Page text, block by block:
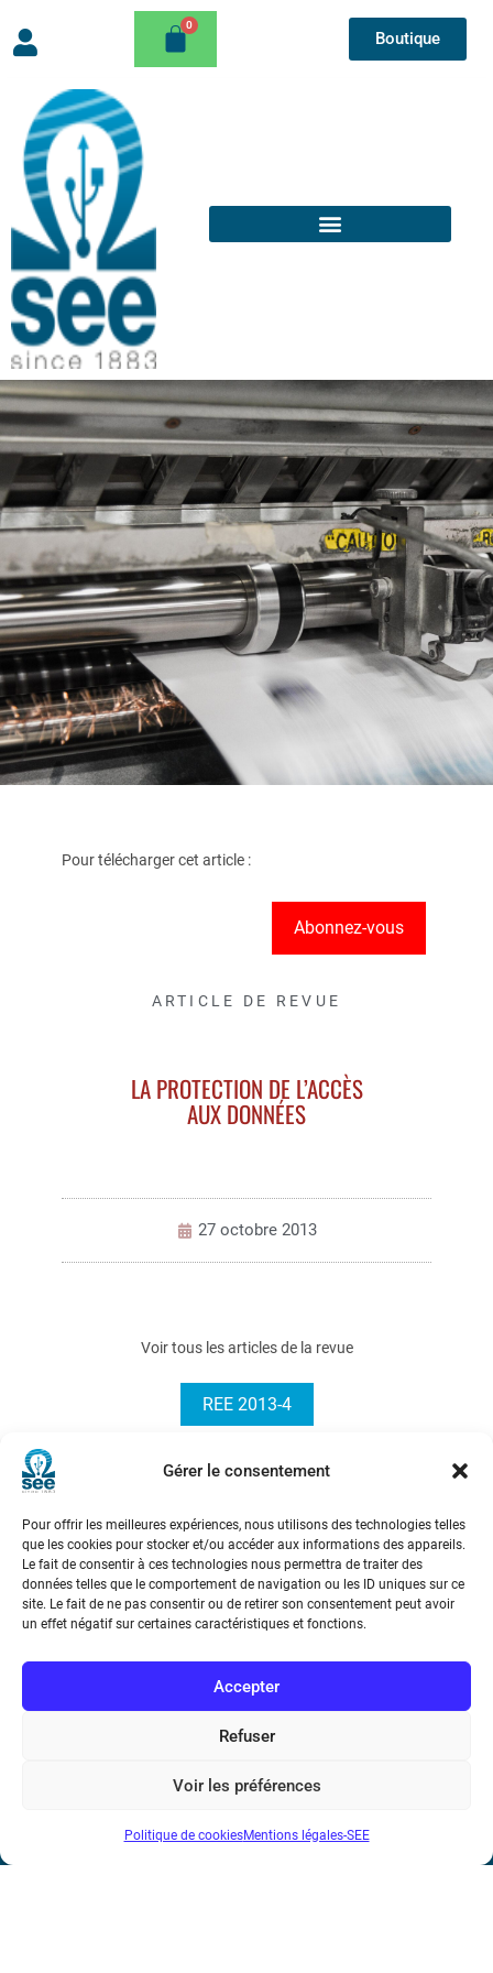
Gérer le consentement
Pour offrir les meilleures expériences, nous utilisons des technologies telles
que les cookies pour stocker et/ou accéder aux informations des appareils.
Le fait de consentir à ces technologies nous permettra de traiter des
données telles que le comportement de navigation ou les ID uniques sur ce
site. Le fait de ne pas consentir ou de retirer son consentement peut avoir
un effet négatif sur certaines caractéristiques et fonctions.
Accepter
Refuser
Voir les préférences
Politique de cookiesMentions légales-SEE
Boutique
Pour télécharger cet article :
Abonnez-vous
ARTICLE DE REVUE
LA PROTECTION DE L’ACCÈS
AUX DONNÉES
27 octobre 2013
Voir tous les articles de la revue
REE 2013-4
Société de l’Electricité, de l’Electronique et des Technologies
de l’Information et de la Communication
17 rue de l’Amiral Hamelin
Métro : « Boissière » Ligne 6 et « Iéna » Ligne 9
Téléphone : (+33) 1 56 90 37 17
N° de SIREN : 785 393 232, Code APE : 9412Z TVA intra-